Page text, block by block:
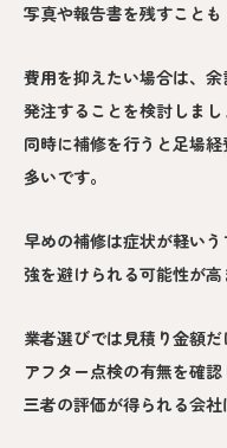
写真や報告書を残すことも
費用を抑えたい場合は、
発注することを検討しま
同時に補修を行うと足場
多いです。
早めの補修は症状が軽い
強を避けられる可能性が高
業者選びでは見積り金額だ
アフター点検の有無を確
三者の評価が得られる会社